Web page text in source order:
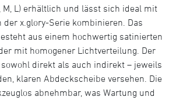
M, L) erhältlich und lässt sich ideal mit
der x.glory-Serie kombinieren. Das
aus einem hochwertig satinierten
mit homogener Lichtverteilung. Der
direkt als auch indirekt – jeweils
klaren Abdeckscheibe versehen. Die
abnehmbar, was Wartung und